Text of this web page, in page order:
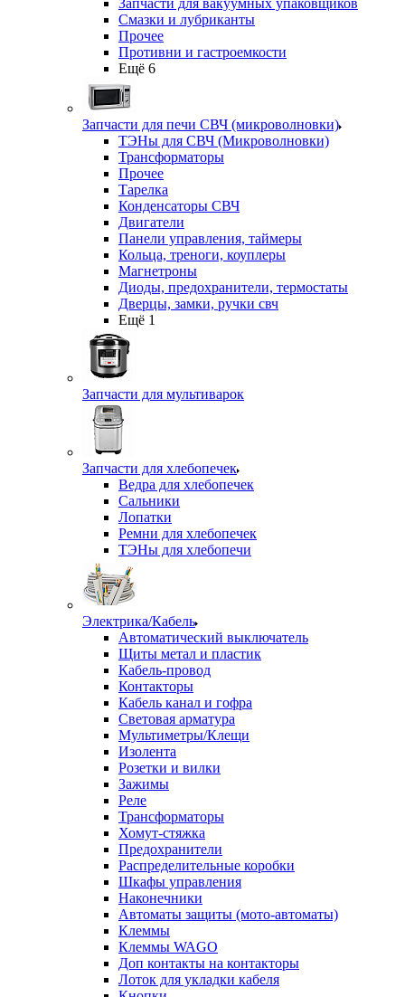
Запчасти для вакуумных упаковщиков
Смазки и лубриканты
Прочее
Противни и гастроемкости
Ещё 6
Запчасти для печи СВЧ (микроволновки)
ТЭНы для СВЧ (Микроволновки)
Трансформаторы
Прочее
Тарелка
Конденсаторы СВЧ
Двигатели
Панели управления, таймеры
Кольца, треноги, коуплеры
Магнетроны
Диоды, предохранители, термостаты
Дверцы, замки, ручки свч
Ещё 1
Запчасти для мультиварок
Запчасти для хлебопечек
Ведра для хлебопечек
Сальники
Лопатки
Ремни для хлебопечек
ТЭНы для хлебопечи
Электрика/Кабель
Автоматический выключатель
Щиты метал и пластик
Кабель-провод
Контакторы
Кабель канал и гофра
Световая арматура
Мультиметры/Клещи
Изолента
Розетки и вилки
Зажимы
Реле
Трансформаторы
Хомут-стяжка
Предохранители
Распределительные коробки
Шкафы управления
Наконечники
Автоматы защиты (мото-автоматы)
Клеммы
Клеммы WAGO
Доп контакты на контакторы
Лоток для укладки кабеля